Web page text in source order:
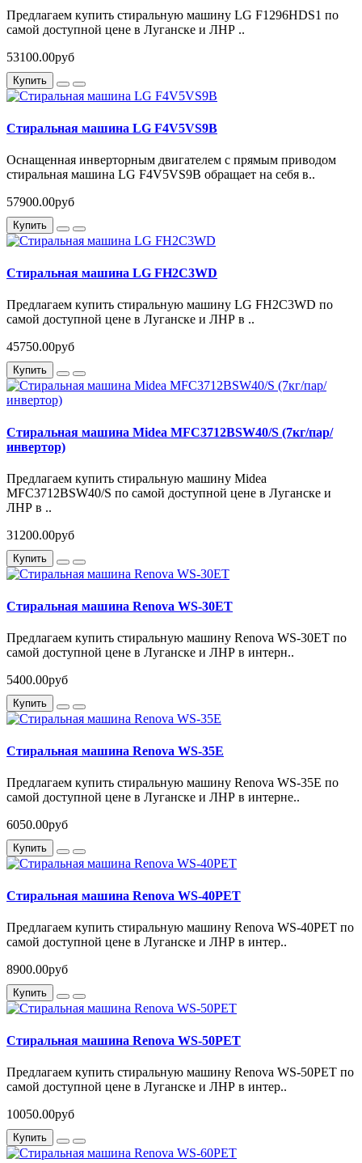
Предлагаем купить стиральную машину LG F1296HDS1 по
самой доступной цене в Луганске и ЛНР ..
53100.00руб
Купить
Стиральная машина LG F4V5VS9B
Оснащенная инверторным двигателем с прямым приводом
стиральная машина LG F4V5VS9B обращает на себя в..
57900.00руб
Купить
Стиральная машина LG FH2C3WD
Предлагаем купить стиральную машину LG FH2C3WD по
самой доступной цене в Луганске и ЛНР в ..
45750.00руб
Купить
Стиральная машина Midea MFC3712BSW40/S (7кг/пар/
инвертор)
Предлагаем купить стиральную машину Midea
MFC3712BSW40/S по самой доступной цене в Луганске и
ЛНР в ..
31200.00руб
Купить
Стиральная машина Renova WS-30ET
Предлагаем купить стиральную машину Renova WS-30ET по
самой доступной цене в Луганске и ЛНР в интерн..
5400.00руб
Купить
Стиральная машина Renova WS-35E
Предлагаем купить стиральную машину Renova WS-35E по
самой доступной цене в Луганске и ЛНР в интерне..
6050.00руб
Купить
Стиральная машина Renova WS-40PET
Предлагаем купить стиральную машину Renova WS-40PET по
самой доступной цене в Луганске и ЛНР в интер..
8900.00руб
Купить
Стиральная машина Renova WS-50PET
Предлагаем купить стиральную машину Renova WS-50PET по
самой доступной цене в Луганске и ЛНР в интер..
10050.00руб
Купить